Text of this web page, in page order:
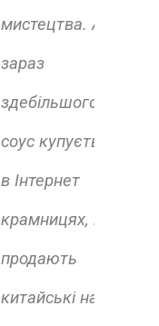
мистецтва. Але
зараз
здебільшого
соус купується
в Інтернет
крамницях, що
продають
китайські на